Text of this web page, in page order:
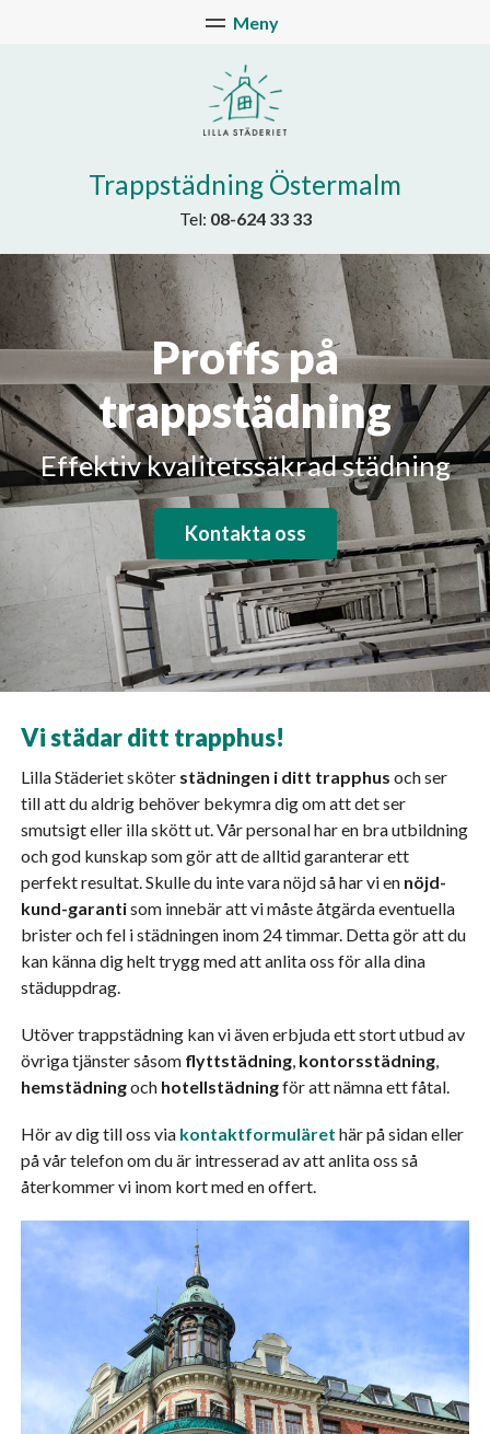
Trappstädning Östermalm
Tel: 08-624 33 33
Proffs på
trappstädning
Effektiv kvalitetssäkrad städning
Kontakta oss
Vi städar ditt trapphus!
Lilla Städeriet sköter städningen i ditt trapphus och ser
till att du aldrig behöver bekymra dig om att det ser
smutsigt eller illa skött ut. Vår personal har en bra utbildning
och god kunskap som gör att de alltid garanterar ett
perfekt resultat. Skulle du inte vara nöjd så har vi en nöjd-
kund-garantisom innebär att vi måste åtgärda eventuella
brister och fel i städningen inom 24 timmar. Detta gör att du
kan känna dig helt trygg med att anlita oss för alla dina
städuppdrag.
Utöver trappstädning kan vi även erbjuda ett stort utbud av
övriga tjänster såsom flyttstädning, kontorsstädning,
hemstädningoch hotellstädningför att nämna ett fåtal.
Hör av dig till oss via kontaktformulärethär på sidan eller
på vår telefon om du är intresserad av att anlita oss så
återkommer vi inom kort med en offert.